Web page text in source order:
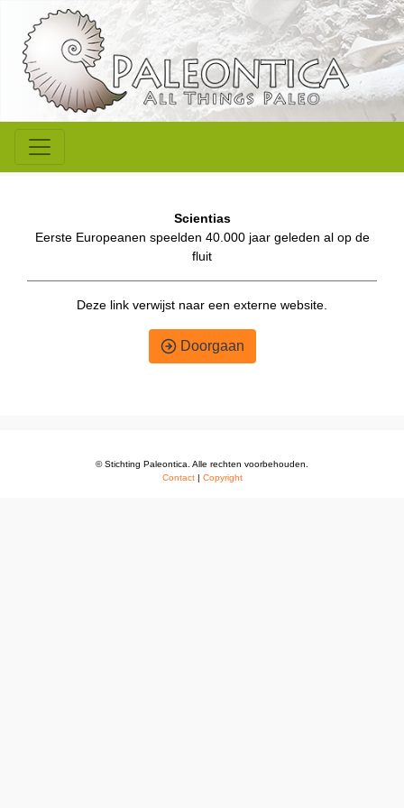
Scientias
Eerste Europeanen speelden 40.000 jaar geleden al op de
fluit
Deze link verwijst naar een externe website.
Doorgaan
© Stichting Paleontica. Alle rechten voorbehouden.
Contact| Copyright